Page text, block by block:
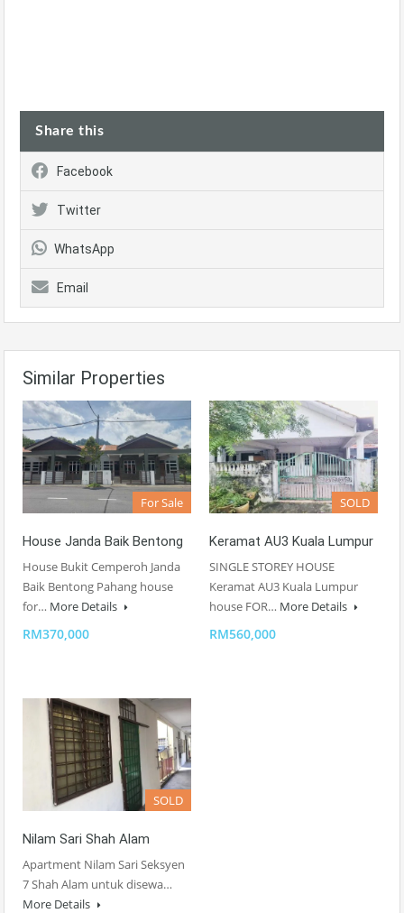
Share this
Facebook
Twitter
WhatsApp
Email
Similar Properties
For Sale
House Janda Baik Bentong
House Bukit Cemperoh Janda
Baik Bentong Pahang house
for… More Details
RM370,000
SOLD
Keramat AU3 Kuala Lumpur
SINGLE STOREY HOUSE
Keramat AU3 Kuala Lumpur
house FOR… More Details
RM560,000
SOLD
Nilam Sari Shah Alam
Apartment Nilam Sari Seksyen
7 Shah Alam untuk disewa…
More Details